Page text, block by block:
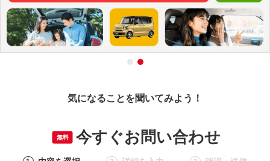
気になることを聞いてみよう！
無料 今すぐお問い合わせ